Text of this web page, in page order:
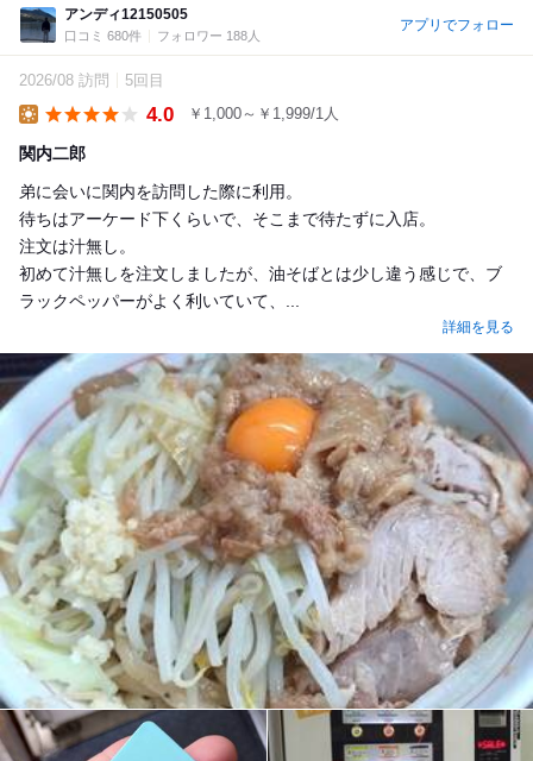
アンディ12150505
口コミ 680件 フォロワー 188人
アプリでフォロー
2026/08 訪問 5回目
4.0 ￥1,000～￥1,999/1人
関内二郎
弟に会いに関内を訪問した際に利用。
待ちはアーケード下くらいで、そこまで待たずに入店。
注文は汁無し。
初めて汁無しを注文しましたが、油そばとは少し違う感じで、ブ
ラックペッパーがよく利いていて、...
詳細を見る